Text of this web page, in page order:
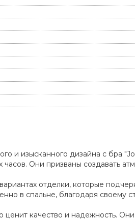
и изысканного дизайна с бра
Они призваны создавать
отделки, которые
в спальне, благодаря
ценит качество и надежность.